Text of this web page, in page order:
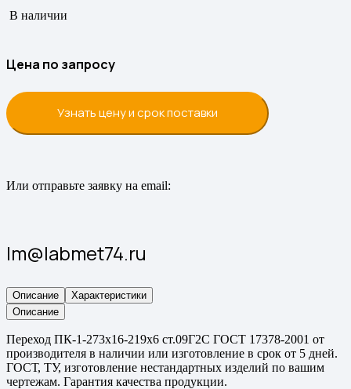
В наличии
Цена по запросу
Узнать цену и срок поставки
Или отправьте заявку на email:
lm@labmet74.ru
Описание
Характеристики
Описание
Переход ПК-1-273х16-219х6 ст.09Г2С ГОСТ 17378-2001 от
производителя в наличии или изготовление в срок от 5 дней.
ГОСТ, ТУ, изготовление нестандартных изделий по вашим
чертежам. Гарантия качества продукции.